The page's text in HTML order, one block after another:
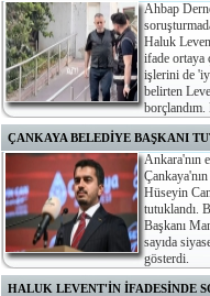
Ahbap
Haluk
ifade ortaya
işlerini de
belirten
borçlandım.
usulsüzlük diyebilirsiniz ama yolsuzluk
ÇANKAYA BELEDİYE BAŞKANI
Ankara'nın
Hüseyin
tutuklandı.
Başkanı
sayıda
gösterdi.
HALUK LEVENT'İN İFADESİNDE